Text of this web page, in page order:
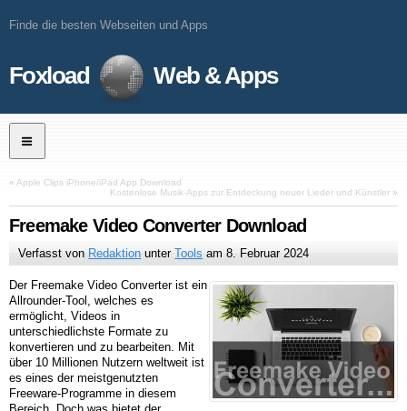
Finde die besten Webseiten und Apps
Foxload Web & Apps
« Apple Clips iPhone/iPad App Download
Kostenlose Musik-Apps zur Entdeckung neuer Lieder und Künstler »
Freemake Video Converter Download
Verfasst von Redaktion unterTools am8. Februar 2024
Der Freemake Video Converter ist ein
Allrounder-Tool, welches es
ermöglicht, Videos in
unterschiedlichste Formate zu
konvertieren und zu bearbeiten. Mit
über 10 Millionen Nutzern weltweit ist
es eines der meistgenutzten
Freeware-Programme in diesem